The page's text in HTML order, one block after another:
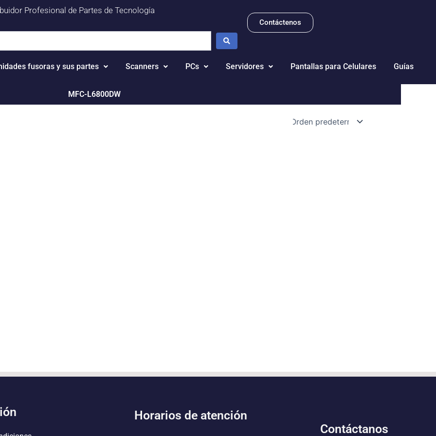
Profesional de Partes de Tecnología
Contáctenos
fusoras y sus partes Scanners PCs Servidores Pantallas para Celulares Guías
MFC-L6800DW
Horarios de atención
Contáctanos